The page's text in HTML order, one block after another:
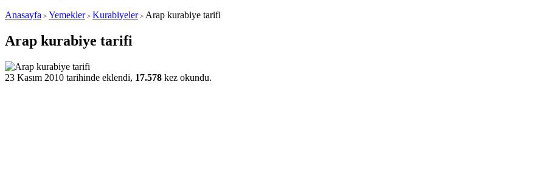
Anasayfa > Yemekler> Kurabiyeler> Arap kurabiye tarifi
Arap kurabiye tarifi
23 Kasım 2010 tarihinde eklendi, 17.578 kez okundu.